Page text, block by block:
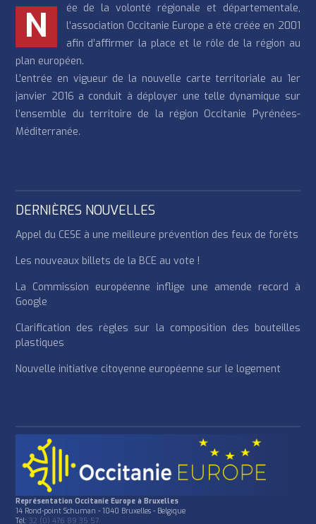
N
ée de la volonté régionale et départementale,
l’association Occitanie Europe a été créée en 2001
afin d’affirmer la place et le rôle de la région au
plan européen.
L’entrée en vigueur de la nouvelle carte territoriale au 1er
janvier 2016 a conduit à déployer une telle dynamique sur
l’ensemble du territoire de la région Occitanie Pyrénées-
Méditerranée.
DERNIÈRES NOUVELLES
Appel du CESE à une meilleure prévention des feux de forêts
Les nouveaux billets de la BCE au vote !
La Commission européenne inflige une amende record à
Google
Clarification des règles sur la composition des bouteilles
plastiques
Nouvelle initiative citoyenne européenne sur le logement
Représentation Occitanie Europe à Bruxelles
14 Rond-point Schuman - 1040 Bruxelles - Belgique
Tél: 32 (0) 476 89 35 57